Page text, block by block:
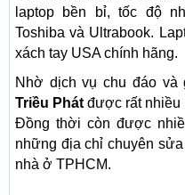
laptop bền bỉ, tốc độ
Toshiba và Ultrabook.
xách tay USA chính hãng.
Nhờ dịch vụ chu đáo và
Triều Phát được rất nhiều
Đồng thời còn được
những địa chỉ chuyên
nhà ở TPHCM.